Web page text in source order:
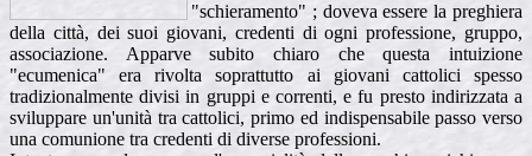
"schieramento" ; doveva essere la preghiera
della città, dei suoi giovani, credenti di ogni professione, gruppo,
associazione. Apparve subito chiaro che questa intuizione
"ecumenica" era rivolta soprattutto ai giovani cattolici spesso
tradizionalmente divisi in gruppi e correnti, e fu presto indirizzata a
sviluppare un'unità tra cattolici, primo ed indispensabile passo verso
una comunione tra credenti di diverse professioni.